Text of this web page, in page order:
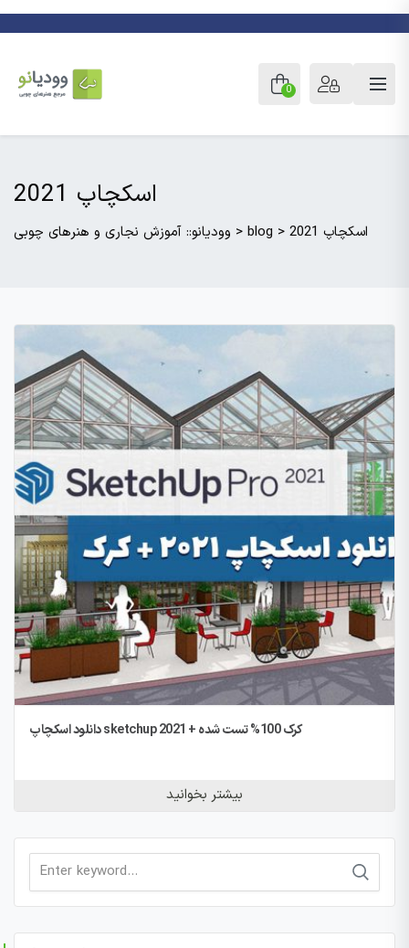
0
اسکچاپ 2021
وودیانو:: آموزش نجاری و هنرهای چوبی > blog > اسکچاپ 2021
دانلود اسکچاپ sketchup 2021 + کرک 100% تست شده
بیشتر بخوانید
Search